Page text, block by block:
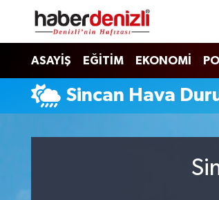
ASAYİŞ EĞİTİM EKONOMİ
Sincan Hava
Denizli Nöbetçi Eczaneler
Denizli Hava Durumu